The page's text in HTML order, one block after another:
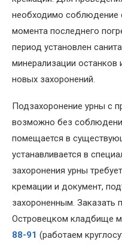
необходимо соблюдение
момента последнего
период установлен
минерализации останков
новых захоронений.
Подзахоронение урны с
возможно без
помещается в
устанавливается в
захоронения урны
кремации и документ,
захороненным. Заказать
Островецком кладбище
88-91 (работаем